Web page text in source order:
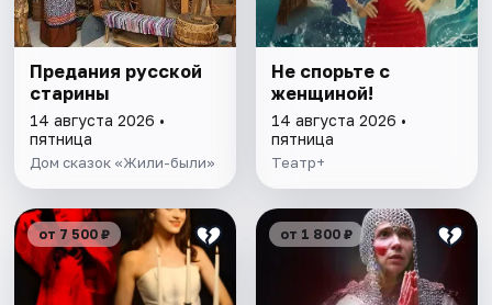
Предания русской
старины
14 августа 2026 •
пятница
Дом сказок «Жили-были»
Не спорьте с
женщиной!
14 августа 2026 •
пятница
Театр+
от 7 500 ₽ от 1 800 ₽